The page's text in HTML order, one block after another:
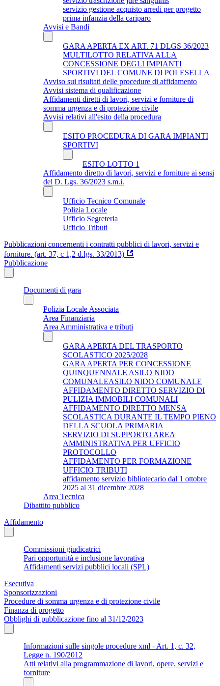
servizio gestione acquisto arredi per progetto
prima infanzia della cariparo
Avvisi e Bandi
GARA APERTA EX ART. 71 DLGS 36/2023
MULTILOTTO RELATIVA ALLA
CONCESSIONE DEGLI IMPIANTI
SPORTIVI DEL COMUNE DI POLESELLA
Avviso sui risultati delle procedure di affidamento
Avvisi sistema di qualificazione
Affidamenti diretti di lavori, servizi e forniture di
somma urgenza e di protezione civile
Avvisi relativi all'esito della procedura
ESITO PROCEDURA DI GARA IMPIANTI
SPORTIVI
ESITO LOTTO 1
Affidamento diretto di lavori, servizi e forniture ai sensi
del D. Lgs. 36/2023 s.m.i.
Ufficio Tecnico Comunale
Polizia Locale
Ufficio Segreteria
Ufficio Tributi
Pubblicazioni concernenti i contratti pubblici di lavori, servizi e
forniture. (art. 37, c 1,2 d.lgs. 33/2013)
Pubblicazione
Documenti di gara
Polizia Locale Associata
Area Finanziaria
Area Amministrativa e tributi
GARA APERTA DEL TRASPORTO
SCOLASTICO 2025/2028
GARA APERTA PER CONCESSIONE
QUINQUENNALE ASILO NIDO
COMUNALEASILO NIDO COMUNALE
AFFIDAMENTO DIRETTO SERVIZIO DI
PULIZIA IMMOBILI COMUNALI
AFFIDAMENTO DIRETTO MENSA
SCOLASTICA DURANTE IL TEMPO PIENO
DELLA SCUOLA PRIMARIA
SERVIZIO DI SUPPORTO AREA
AMMINISTRATIVA PER UFFICIO
PROTOCOLLO
AFFIDAMENTO PER FORMAZIONE
UFFICIO TRIBUTI
affidamento servizio bibliotecario dal 1 ottobre
2025 al 31 dicembre 2028
Area Tecnica
Dibattito pubblico
Affidamento
Commissioni giudicatrici
Pari opportunità e inclusione lavorativa
Affidamenti servizi pubblici locali (SPL)
Esecutiva
Sponsorizzazioni
Procedure di somma urgenza e di protezione civile
Finanza di progetto
Obblighi di pubblicazione fino al 31/12/2023
Informazioni sulle singole procedure xml - Art. 1, c. 32,
Legge n. 190/2012
Atti relativi alla programmazione di lavori, opere, servizi e
forniture